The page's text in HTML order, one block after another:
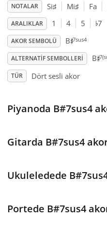
English
Español
Italiano
日本語
NOTALAR Si♯ Mi♯ Fa
ARALIKLAR 1 4 5 ♭7
AKOR SEMBOLÜ B♯7sus4
ALTERNATIF SEMBOLLERI B♯
TÜR Dört sesli akor
Piyanoda B#7sus4
Gitarda B#7sus4
Ukuleledede
Portede B#7sus4